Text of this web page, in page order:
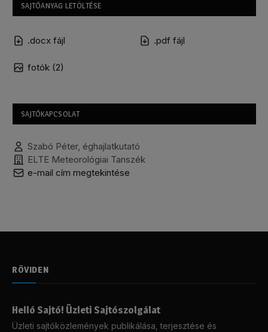
SAJTÓANYAG LETÖLTÉSE
.docx fájl .pdf fájl
fotók (2)
SAJTÓKAPCSOLAT
Szabó Péter, éghajlatkutató
ELTE Meteorológiai Tanszék
e-mail cím megtekintése
RÖVIDEN
Helló Sajtó! Üzleti Sajtószolgálat
Üzleti sajtóközlemények publikálása, terjesztése és